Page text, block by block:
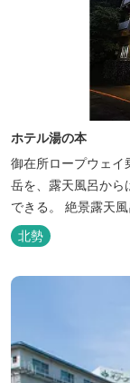
ホテル湯の本
御在所ロープウェ
岳を、露天風呂から
できる。 絶景露天
北勢